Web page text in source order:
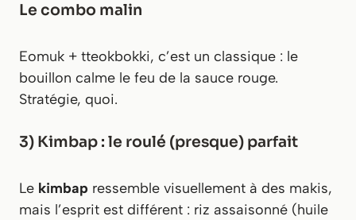
Le combo malin
Eomuk + tteokbokki, c’est un classique : le
bouillon calme le feu de la sauce rouge.
Stratégie, quoi.
3) Kimbap : le roulé (presque) parfait
Le kimbap ressemble visuellement à des makis,
mais l’esprit est différent : riz assaisonné (huile